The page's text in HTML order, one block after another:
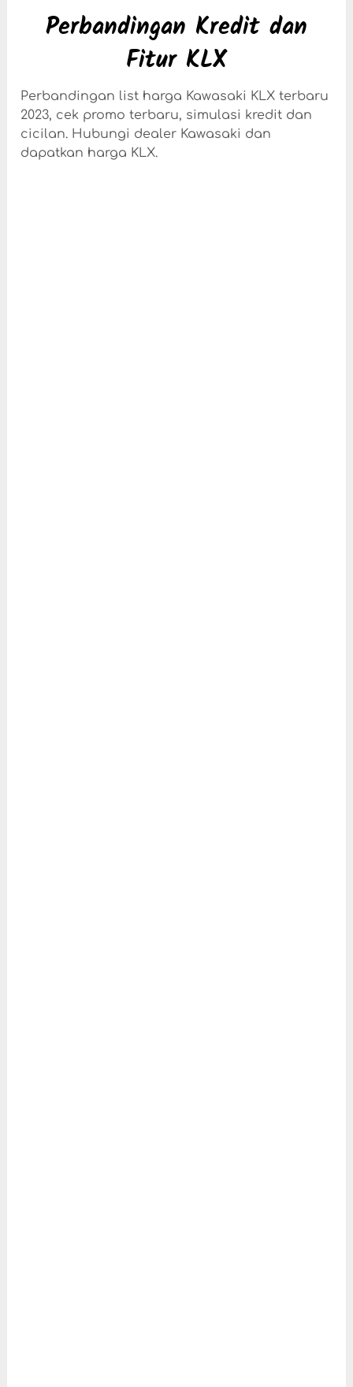
Perbandingan Kredit dan
Fitur KLX
Perbandingan list harga Kawasaki KLX terbaru
2023, cek promo terbaru, simulasi kredit dan
cicilan. Hubungi dealer Kawasaki dan
dapatkan harga KLX.